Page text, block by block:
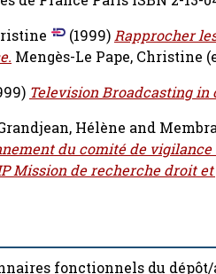
(1999)Rapprocher
Mengès-Le Pape, Christine
Television Broadcasting
Hélène and
du comité de
Mission de recherche droit
fonctionnels du